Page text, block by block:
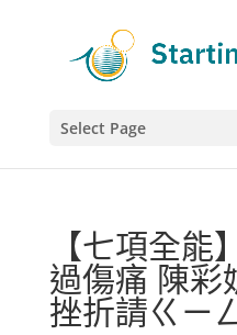
Select Page
【七項全
過傷痛 陳彩
挫折請ㄍㄧ